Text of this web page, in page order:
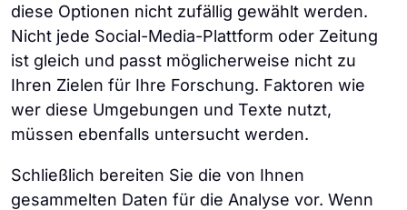
diese Optionen nicht zufällig gewählt werden.
Nicht jede Social-Media-Plattform oder Zeitung
ist gleich und passt möglicherweise nicht zu
Ihren Zielen für Ihre Forschung. Faktoren wie
wer diese Umgebungen und Texte nutzt,
müssen ebenfalls untersucht werden.
Schließlich bereiten Sie die von Ihnen
gesammelten Daten für die Analyse vor. Wenn